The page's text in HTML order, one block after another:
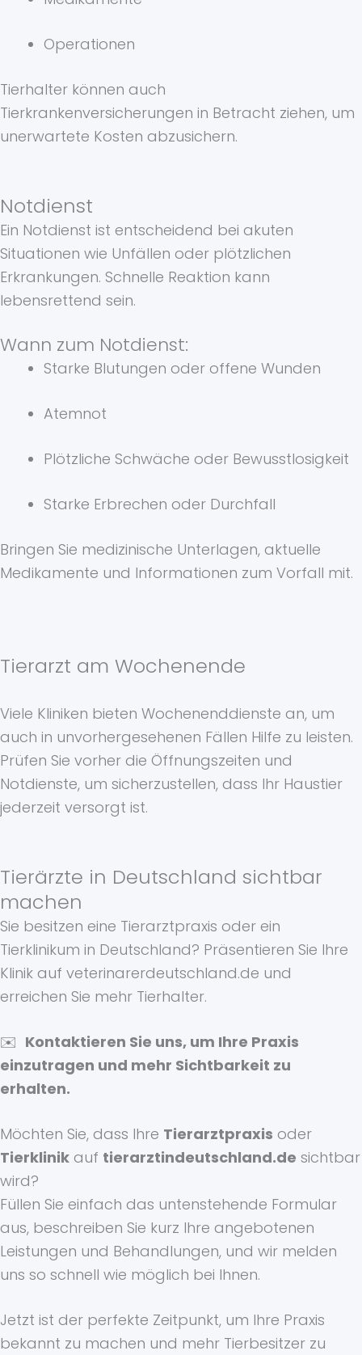
Operationen
Tierhalter können auch
Tierkrankenversicherungen in Betracht ziehen, um
unerwartete Kosten abzusichern.
Notdienst
Ein Notdienst ist entscheidend bei akuten
Situationen wie Unfällen oder plötzlichen
Erkrankungen. Schnelle Reaktion kann
lebensrettend sein.
Wann zum Notdienst:
Starke Blutungen oder offene Wunden
Atemnot
Plötzliche Schwäche oder Bewusstlosigkeit
Starke Erbrechen oder Durchfall
Bringen Sie medizinische Unterlagen, aktuelle
Medikamente und Informationen zum Vorfall mit.
Tierarzt am Wochenende
Viele Kliniken bieten Wochenenddienste an, um
auch in unvorhergesehenen Fällen Hilfe zu leisten.
Prüfen Sie vorher die Öffnungszeiten und
Notdienste, um sicherzustellen, dass Ihr Haustier
jederzeit versorgt ist.
Tierärzte in Deutschland sichtbar
machen
Sie besitzen eine Tierarztpraxis oder ein
Tierklinikum in Deutschland? Präsentieren Sie Ihre
Klinik auf veterinarerdeutschland.de und
erreichen Sie mehr Tierhalter.
✉️ Kontaktieren Sie uns, um Ihre Praxis
einzutragen und mehr Sichtbarkeit zu
erhalten.
Möchten Sie, dass Ihre Tierarztpraxis oder
Tierklinik auf tierarztindeutschland.de sichtbar
wird?
Füllen Sie einfach das untenstehende Formular
aus, beschreiben Sie kurz Ihre angebotenen
Leistungen und Behandlungen, und wir melden
uns so schnell wie möglich bei Ihnen.
Jetzt ist der perfekte Zeitpunkt, um Ihre Praxis
bekannt zu machen und mehr Tierbesitzer zu